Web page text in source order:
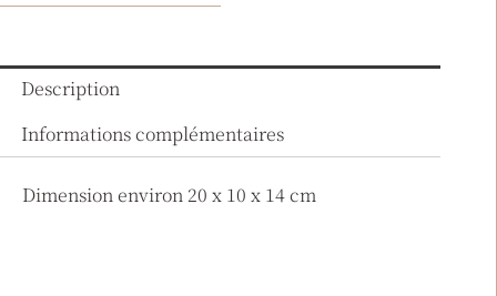
Description
Informations complémentaires
Dimension environ 20 x 10 x 14 cm